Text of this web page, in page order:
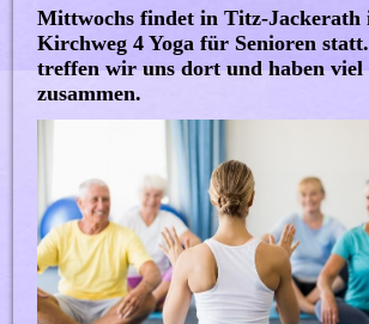
Mittwochs findet in Titz-Jackerath
Kirchweg 4 Yoga für Senioren
treffen wir uns dort und haben viel
zusammen.